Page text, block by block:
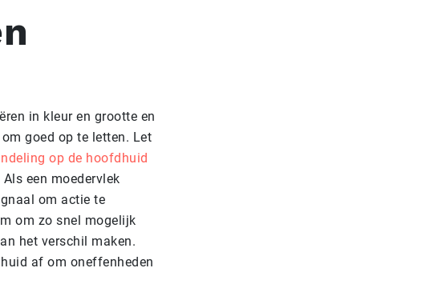
in kleur en grootte en
goed op te letten. Let
op de hoofdhuid
een moedervlek
om actie te
om zo snel mogelijk
het verschil maken.
af om oneffenheden